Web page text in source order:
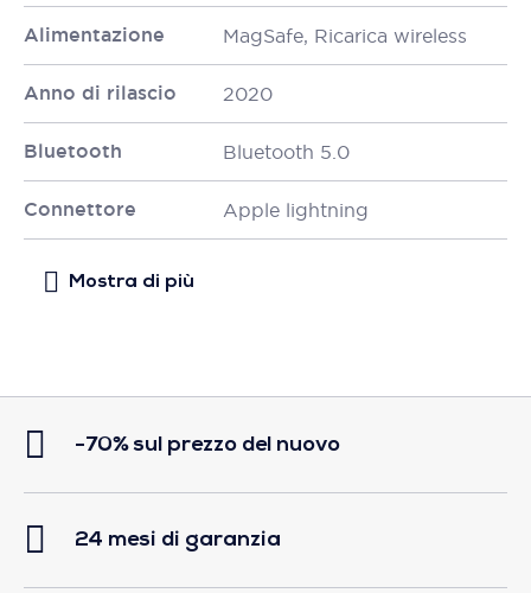
Alimentazione MagSafe, Ricarica wireless
Anno di rilascio 2020
Bluetooth Bluetooth 5.0
Connettore Apple lightning
-70% sul prezzo del nuovo
24 mesi di garanzia